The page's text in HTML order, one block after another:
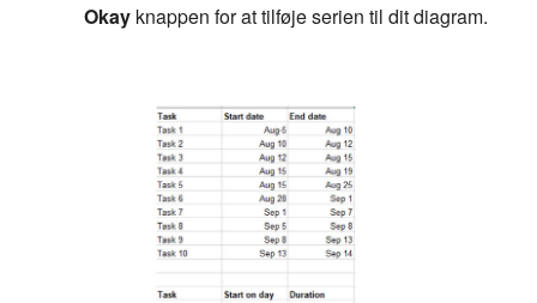
Okay knappen for at tilføje serien til dit diagram.